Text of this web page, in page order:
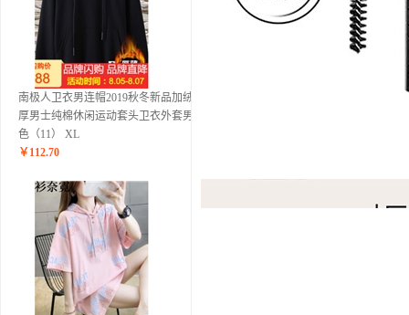
南极人卫衣男连帽2019秋冬新品加绒加
厚男士纯棉休闲运动套头卫衣外套男 黑
色（11） XL
￥ 112.70